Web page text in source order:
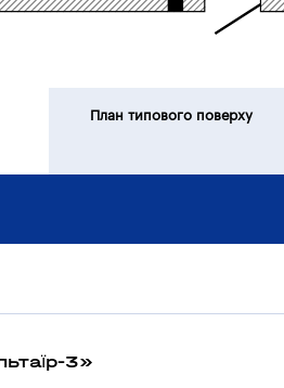
План типового поверху
3»